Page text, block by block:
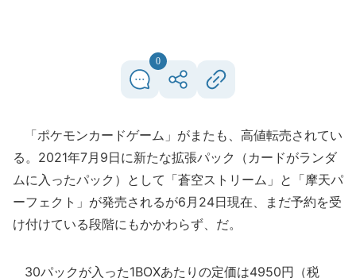
0
「ポケモンカードゲーム」がまたも、高値転売されてい
る。2021年7月9日に新たな拡張パック（カードがランダ
ムに入ったパック）として「蒼空ストリーム」と「摩天パ
ーフェクト」が発売されるが6月24日現在、まだ予約を受
け付けている段階にもかかわらず、だ。
30パックが入った1BOXあたりの定価は4950円（税